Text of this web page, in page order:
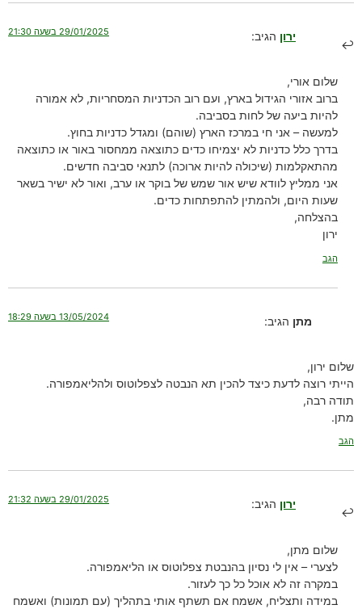
ירון הגיב: 29/01/2025 בשעה 21:30
שלום אורי,
ברוב אזורי הגידול בארץ, ועם רוב הכדניות המסחריות, לא אמורה
להיות ביעה של לחות בסביבה.
למעשה – אני חי במרכז הארץ (שוהם) ומגדל כדניות בחוץ.
בדרך כלל כדניות לא יצמיחו כדים כתוצאה ממחסור באור או כתוצאה
מהתאקלמות (שיכולה להיות ארוכה) לתנאי סביבה חדשים.
אני ממליץ לוודא שיש אור שמש של בוקר או ערב, ואור לא ישיר בשאר
שעות היום, ולהמתין להתפתחות כדים.
בהצלחה,
ירון
הגב
מתן הגיב: 13/05/2024 בשעה 18:29
שלום ירון,
הייתי רוצה לדעת כיצד להכין תא הנבטה לצפלוטוס ולהליאמפורה.
תודה רבה,
מתן.
הגב
ירון הגיב: 29/01/2025 בשעה 21:32
שלום מתן,
לצערי – אין לי נסיון בהנבטת צפלוטוס או הליאמפורה.
במקרה זה לא אוכל כל כך לעזור.
במידה ותצליח, אשמח אם תשתף אותי בתהליך (עם תמונות) ואשמח